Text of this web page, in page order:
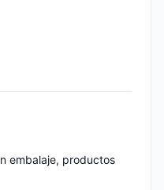
embalaje, productos